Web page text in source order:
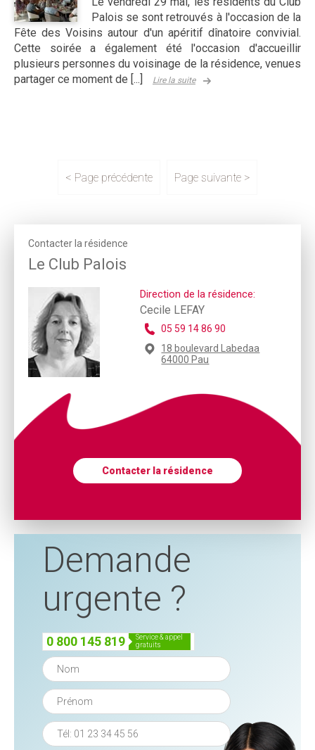
Palois se sont retrouvés à l'occasion de la
Fête des Voisins autour d'un apéritif dînatoire convivial.
Cette soirée a également été l'occasion d'accueillir
plusieurs personnes du voisinage de la résidence, venues
partager ce moment de [...]
Lire la suite
< Page précédente Page suivante >
Contacter la résidence
Le Club Palois
Direction de la résidence:
Cecile LEFAY
05 59 14 86 90
18 boulevard Labedaa
64000 Pau
Contacter la résidence
Demande
urgente ?
0 800 145 819
service & appel
gratuits